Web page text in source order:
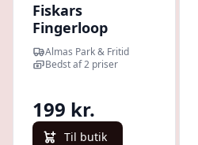
Fiskars
Fingerloop
beskæresaks
Almas Park & Fritid
Bedst af 2 priser
199 kr.
Til butik